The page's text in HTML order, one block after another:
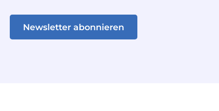
Newsletter abonnieren